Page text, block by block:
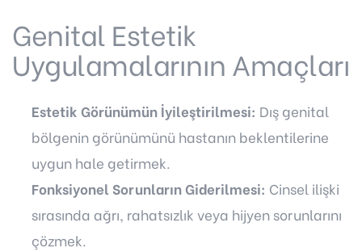
Genital Estetik
Uygulamalarının Amaçları
Estetik Görünümün İyileştirilmesi: Dış genital
bölgenin görünümünü hastanın beklentilerine
uygun hale getirmek.
Fonksiyonel Sorunların Giderilmesi: Cinsel ilişki
sırasında ağrı, rahatsızlık veya hijyen sorunlarını
çözmek.